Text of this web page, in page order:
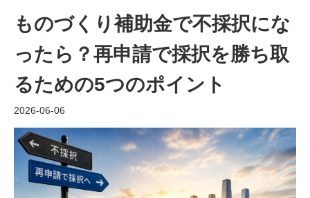
ものづくり補助金で不採択にな
ったら？再申請で採択を勝ち取
るための5つのポイント
2026-06-06